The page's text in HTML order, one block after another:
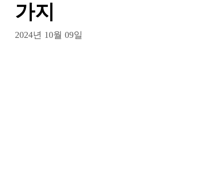
가지
2024년 10월 09일